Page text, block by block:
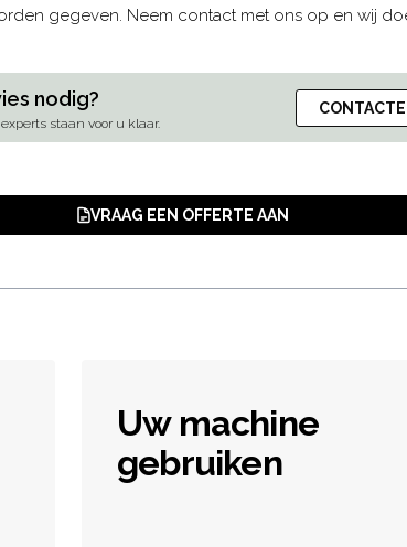
gegeven. Neem contact met ons op en wij
nodig?
staan voor u klaar.
VRAAG EEN OFFERTE AAN
Uw machine
gebruiken